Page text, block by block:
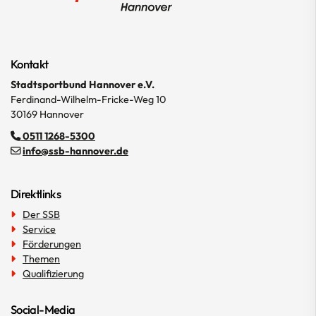
Kontakt
Stadtsportbund Hannover e.V.
Ferdinand-Wilhelm-Fricke-Weg 10
30169 Hannover
0511 1268-5300
info@ssb-hannover.de
Direktlinks
Der SSB
Service
Förderungen
Themen
Qualifizierung
Social-Media
Förderungen
Themen
Der SSB